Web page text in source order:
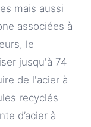
mais aussi
associées à
le
jusqu'à 74
de l'acier à
recyclés
d’acier à